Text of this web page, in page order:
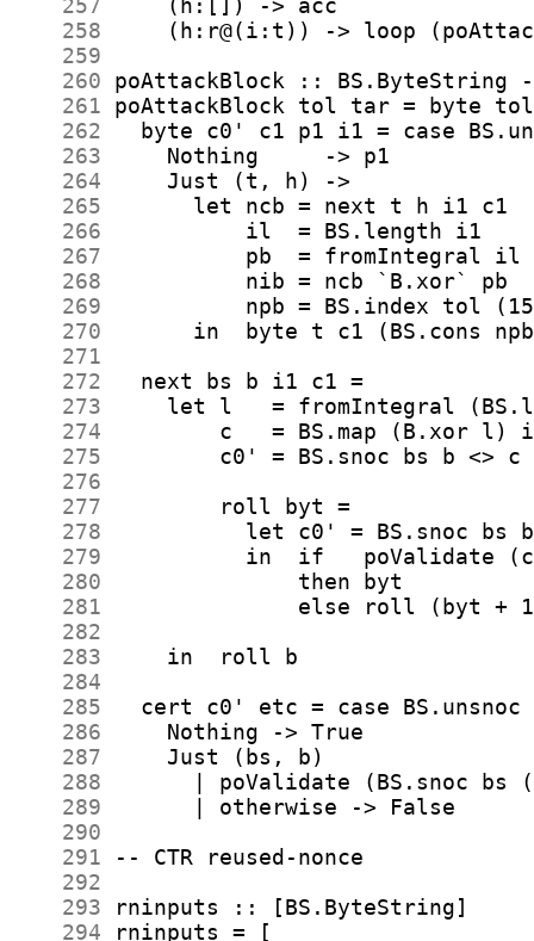
    257
    258
    259
    260
    261
    262
    263
    264
    265
    266
    267
    268
    269
    270
    271
    272
    273
    274
    275
    276
    277
    278
    279
    280
    281
    282
    283
    284
    285
    286
    287
    288
    289
    290
    291
    292
    293
    294